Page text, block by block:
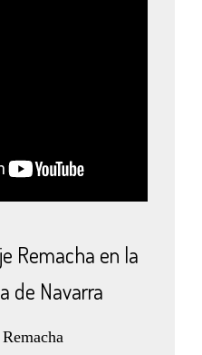
Remacha en la
de Navarra